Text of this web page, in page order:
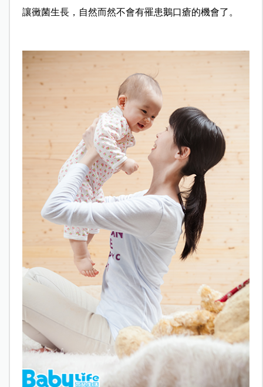
讓黴菌生長，自然而然不會有罹患鵝口瘡的機會了。